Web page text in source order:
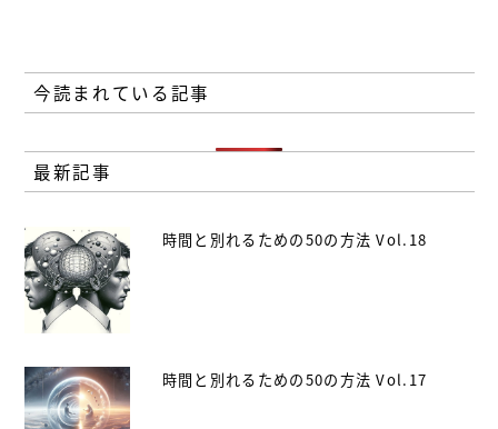
今読まれている記事
最新記事
時間と別れるための50の方法 Vol.18
時間と別れるための50の方法 Vol.17